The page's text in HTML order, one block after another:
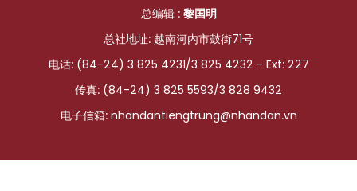
总编辑 : 黎国明
总社地址: 越南河内市鼓街71号
电话: (84-24) 3 825 4231/3 825 4232 - Ext: 227
传真: (84-24) 3 825 5593/3 828 9432
电子信箱: nhandantiengtrung@nhandan.vn